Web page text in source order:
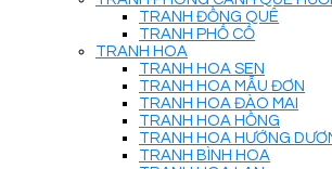
TRANH ĐỒNG QUÊ
TRANH PHỐ CỔ
TRANH HOA
TRANH HOA SEN
TRANH HOA MẪU ĐƠN
TRANH HOA ĐÀO MAI
TRANH HOA HỒNG
TRANH HOA HƯỚNG
TRANH BÌNH HOA